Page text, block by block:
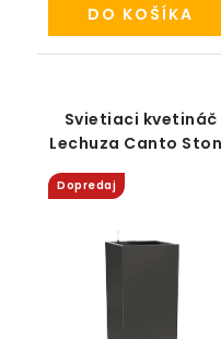
DO KOŠÍKA
Svietiaci kvetináč
Lechuza Canto
High LED all-in-one
Dopredaj